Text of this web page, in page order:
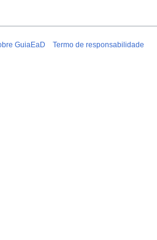
GuiaEaD Termo de responsabilidade